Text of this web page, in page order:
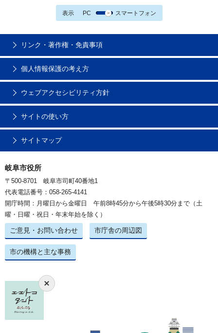
表示 PC スマートフォン
リンク・著作権・免責事項
個人情報保護の考え方
ウェブアクセシビリティ方針
サイトの使い方
サイトマップ
岐阜市役所
〒500-8701 岐阜市司町40番地1
代表電話番号：058-265-4141
開庁時間：月曜日から金曜日 午前8時45分から午後5時30分まで（土
曜・日曜・祝日・年末年始を除く）
ご意見・お問い合わせ 市庁舎の周辺図
市の機構と主な事務